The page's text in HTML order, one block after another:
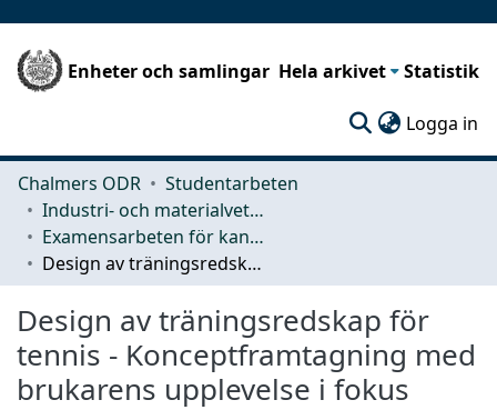
Enheter och samlingar Hela arkivet Statistik
Logga in
Chalmers ODR
Studentarbeten
Industri- och materialvetenskap (IMS)
Examensarbeten för kandidatexamen
Design av träningsredskap för tennis - Konceptframtagning med brukarens upplevelse i fokus
Design av träningsredskap för
tennis - Konceptframtagning med
brukarens upplevelse i fokus